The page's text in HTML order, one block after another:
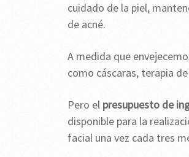
cuidado de la piel,
de acné.
A medida que
como cáscaras, terapia
Pero el presupuesto de
disponible para la
facial una vez cada tres